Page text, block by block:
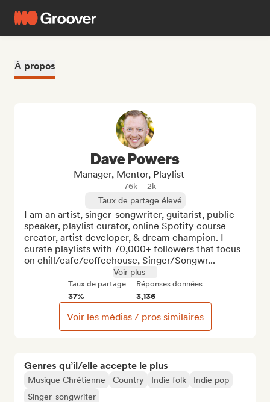
À propos
Genres qu’il/elle accepte le plus
Musique Chrétienne Country Indie folk
Indie pop
Singer-songwriter
Dave Powers
Manager, Mentor, Playlist
76k
2k
Taux de partage élevé
I am an artist, singer-songwriter, guitarist, public
speaker, playlist curator, online Spotify course
creator, artist developer, & dream champion. I
curate playlists with 70,000+ followers that focus
on chill/cafe/coffeehouse, Singer/Songwr...
Voir plus
Taux de partage
37%
Réponses données
3,136
Voir les médias / pros similaires